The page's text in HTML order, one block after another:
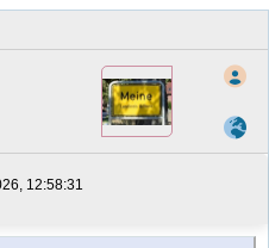
12:58:31